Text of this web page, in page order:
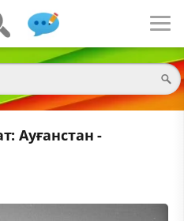
Ауғанстан -